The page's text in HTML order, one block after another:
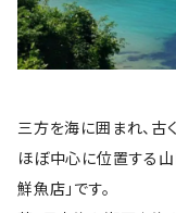
三方を海に囲まれ、
ほぼ中心に位置する
鮮魚店」です。